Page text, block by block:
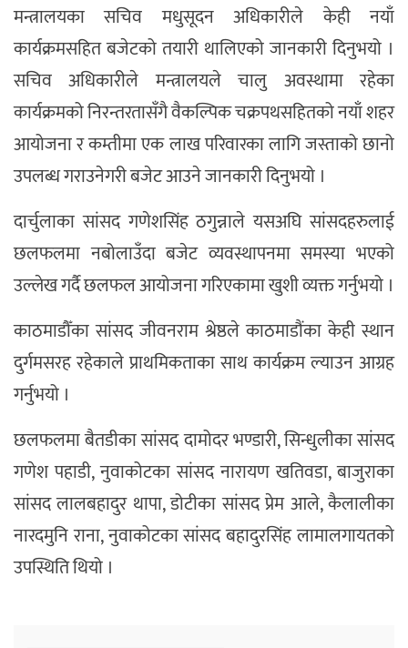
मन्त्रालयका सचिव मधुसूदन अधिकारीले केही नयाँ
कार्यक्रमसहित बजेटको तयारी थालिएको जानकारी दिनुभयो ।
सचिव अधिकारीले मन्त्रालयले चालु अवस्थामा रहेका
कार्यक्रमको निरन्तरतासँगै वैकल्पिक चक्रपथसहितको नयाँ शहर
आयोजना र कम्तीमा एक लाख परिवारका लागि जस्ताको छानो
उपलब्ध गराउनेगरी बजेट आउने जानकारी दिनुभयो ।
दार्चुलाका सांसद गणेशसिंह ठगुन्नाले यसअघि सांसदहरुलाई
छलफलमा नबोलाउँदा बजेट व्यवस्थापनमा समस्या भएको
उल्लेख गर्दै छलफल आयोजना गरिएकामा खुशी व्यक्त गर्नुभयो ।
काठमाडौँका सांसद जीवनराम श्रेष्ठले काठमाडौंका केही स्थान
दुर्गमसरह रहेकाले प्राथमिकताका साथ कार्यक्रम ल्याउन आग्रह
गर्नुभयो ।
छलफलमा बैतडीका सांसद दामोदर भण्डारी, सिन्धुलीका सांसद
गणेश पहाडी, नुवाकोटका सांसद नारायण खतिवडा, बाजुराका
सांसद लालबहादुर थापा, डोटीका सांसद प्रेम आले, कैलालीका
नारदमुनि राना, नुवाकोटका सांसद बहादुरसिंह लामालगायतको
उपस्थिति थियो ।